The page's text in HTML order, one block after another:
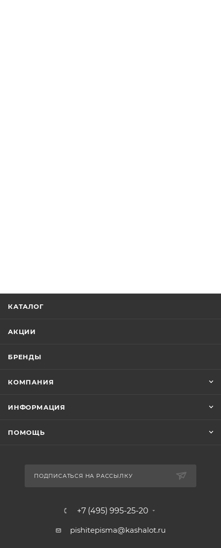
КАТАЛОГ
АКЦИИ
БРЕНДЫ
КОМПАНИЯ
ИНФОРМАЦИЯ
ПОМОЩЬ
ПОДПИСАТЬСЯ НА РАССЫЛКУ
+7 (495) 995-25-20​
pishitepisma@kashalot.ru